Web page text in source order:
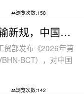
浏览次数:158
越南出台过境运输新规，中国货物中转通
贸部发布《2026年第
BCT），对中国
浏览次数:142